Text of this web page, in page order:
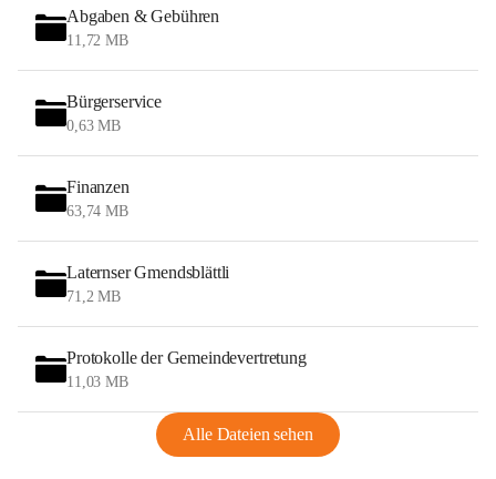
Abgaben & Gebühren
11,72 MB
Bürgerservice
0,63 MB
Finanzen
63,74 MB
Laternser Gmendsblättli
71,2 MB
Protokolle der Gemeindevertretung
11,03 MB
Alle Dateien sehen